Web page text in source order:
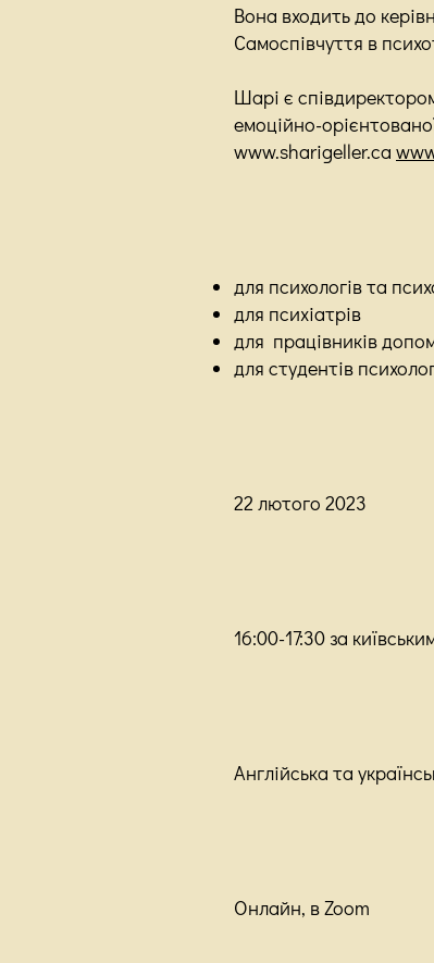
Вона входить до
Самоспівчуття в
Шарі є
емоційно-
www.sharigeller.ca
для психологів та
для психіатрів
для працівників
для студентів
22 лютого 2023
16:00-17:30 за
Англійська та
Онлайн, в Zoom